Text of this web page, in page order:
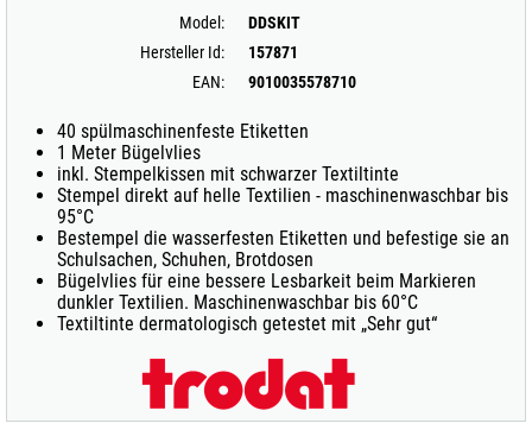
Model:
DDSKIT
Hersteller Id:
157871
EAN:
9010035578710
40 spülmaschinenfeste Etiketten
1 Meter Bügelvlies
inkl. Stempelkissen mit schwarzer Textiltinte
Stempel direkt auf helle Textilien - maschinenwaschbar bis
95°C
Bestempel die wasserfesten Etiketten und befestige sie an
Schulsachen, Schuhen, Brotdosen
Bügelvlies für eine bessere Lesbarkeit beim Markieren
dunkler Textilien. Maschinenwaschbar bis 60°C
Textiltinte dermatologisch getestet mit „Sehr gut“